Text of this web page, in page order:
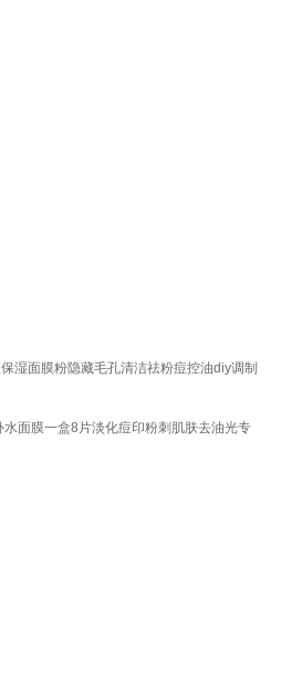
湿面膜粉隐藏毛孔清洁祛粉痘控油diy调制
面膜一盒8片淡化痘印粉刺肌肤去油光专